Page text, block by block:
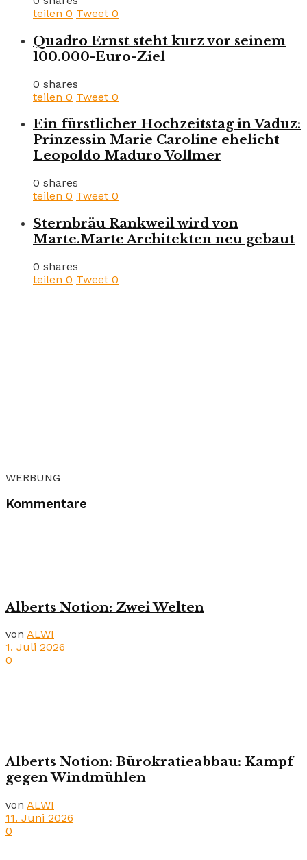
teilen 0 Tweet 0
Quadro Ernst steht kurz vor seinem
100.000-Euro-Ziel
0 shares
teilen 0 Tweet 0
Ein fürstlicher Hochzeitstag in Vaduz:
Prinzessin Marie Caroline ehelicht
Leopoldo Maduro Vollmer
0 shares
teilen 0 Tweet 0
Sternbräu Rankweil wird von
Marte.Marte Architekten neu gebaut
0 shares
teilen 0 Tweet 0
WERBUNG
Kommentare
Alberts Notion: Zwei Welten
von ALWI
1. Juli 2026
0
Alberts Notion: Bürokratieabbau: Kampf
gegen Windmühlen
von ALWI
11. Juni 2026
0